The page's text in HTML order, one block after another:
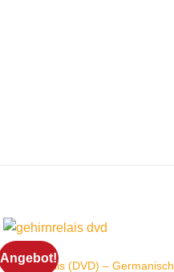
Angebot!
ALTHIRN
Gehirnrelais (DVD) –